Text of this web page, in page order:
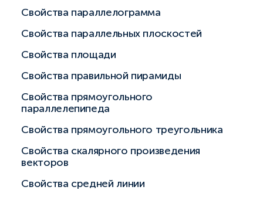
Свойства параллелограмма
Свойства параллельных плоскостей
Свойства площади
Свойства правильной пирамиды
Свойства прямоугольного
параллелепипеда
Свойства прямоугольного треугольника
Свойства скалярного произведения
векторов
Свойства средней линии